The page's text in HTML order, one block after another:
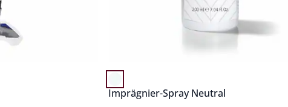
Schwarz
Imprägnier-Spray Neutral